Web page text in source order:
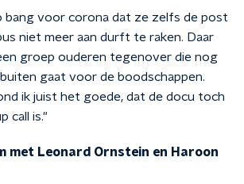
bang voor corona dat ze zelfs de post
niet meer aan durft te raken. Daar
groep ouderen tegenover die nog
gaat voor de boodschappen.
ik juist het goede, dat de docu toch
call is."
met Leonard Ornstein en Haroon